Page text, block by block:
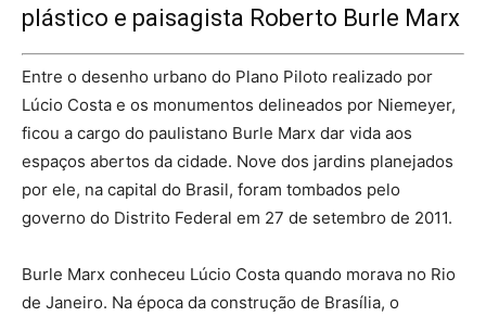
plástico e paisagista Roberto Burle Marx
Entre o desenho urbano do Plano Piloto realizado por
Lúcio Costa e os monumentos delineados por Niemeyer,
ficou a cargo do paulistano Burle Marx dar vida aos
espaços abertos da cidade. Nove dos jardins planejados
por ele, na capital do Brasil, foram tombados pelo
governo do Distrito Federal em 27 de setembro de 2011.
Burle Marx conheceu Lúcio Costa quando morava no Rio
de Janeiro. Na época da construção de Brasília, o